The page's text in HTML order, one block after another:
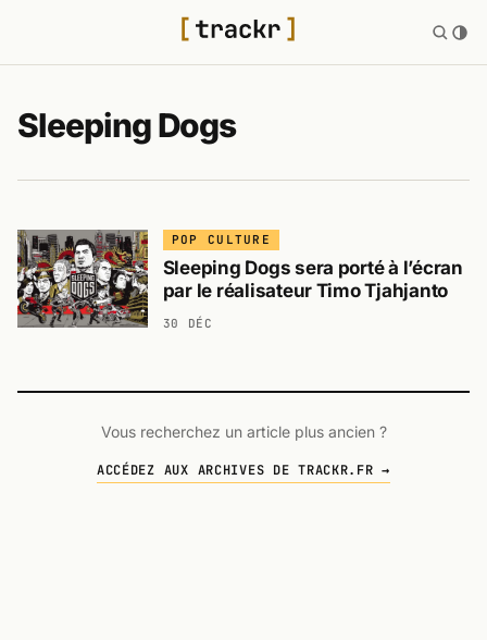
Sleeping Dogs
POP CULTURE
Sleeping Dogs sera porté à l’écran
par le réalisateur Timo Tjahjanto
30 DÉC
Vous recherchez un article plus ancien ?
ACCÉDEZ AUX ARCHIVES DE TRACKR.FR →